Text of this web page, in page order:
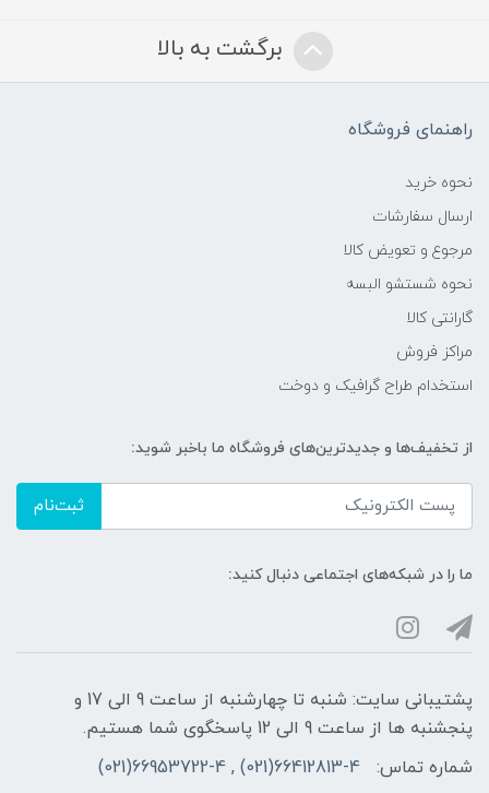
برگشت به بالا
راهنمای فروشگاه
نحوه خرید
ارسال سفارشات
مرجوع و تعویض کالا
نحوه شستشو البسه
گارانتی کالا
مراکز فروش
استخدام طراح گرافیک و دوخت
از تخفیف‌ها و جدیدترین‌های فروشگاه ما باخبر شوید:
ثبت‌نام
ما را در شبکه‌های اجتماعی دنبال کنید:
پشتیبانی سایت: شنبه تا چهارشنبه از ساعت 9 الی 17 و
پنجشنبه ها از ساعت 9 الی 12 پاسخگوی شما هستیم.
شماره تماس:
66412813-4(021) , 66953722-4(021)